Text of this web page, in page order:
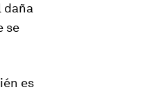
daña
se
es